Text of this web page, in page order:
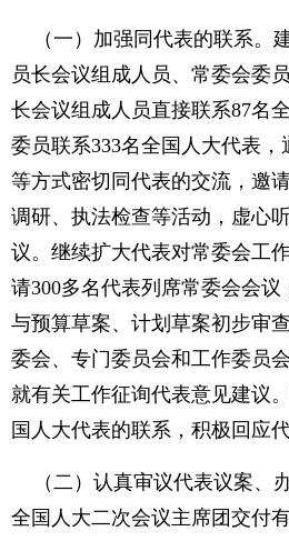
（一）加强同代表的联系。
员长会议组成人员、常委会委
长会议组成人员直接联系87名
委员联系333名全国人大代表
等方式密切同代表的交流，邀
调研、执法检查等活动，虚心
议。继续扩大代表对常委会工
请300多名代表列席常委会会
与预算草案、计划草案初步审
委会、专门委员会和工作委员
就有关工作征询代表意见建议
国人大代表的联系，积极回应
（二）认真审议代表议案、
全国人大二次会议主席团交付